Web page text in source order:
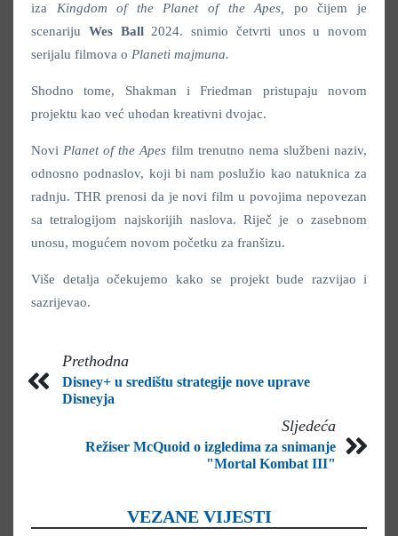
iza Kingdom of the Planet of the Apes, po čijem je
scenariju Wes Ball 2024. snimio četvrti unos u novom
serijalu filmova o Planeti majmuna.
Shodno tome, Shakman i Friedman pristupaju novom
projektu kao već uhodan kreativni dvojac.
Novi Planet of the Apes film trenutno nema službeni naziv,
odnosno podnaslov, koji bi nam poslužio kao natuknica za
radnju. THR prenosi da je novi film u povojima nepovezan
sa tetralogijom najskorijih naslova. Riječ je o zasebnom
unosu, mogućem novom početku za franšizu.
Više detalja očekujemo kako se projekt bude razvijao i
sazrijevao.
Prethodna
Disney+ u središtu strategije nove uprave
Disneyja
Sljedeća
Režiser McQuoid o izgledima za snimanje
"Mortal Kombat III"
VEZANE VIJESTI